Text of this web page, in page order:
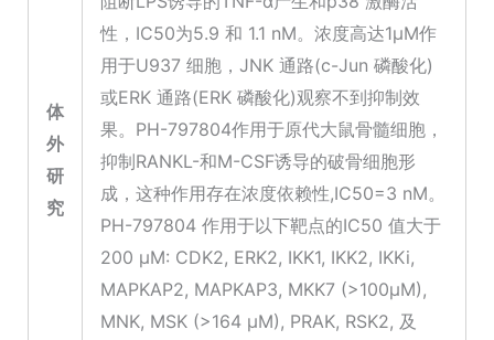
体
外
研
究
性，IC50为5.9 和 1.1 nM。浓度高达1μM作
用于U937 细胞，JNK 通路(c-Jun 磷酸化)
或ERK 通路(ERK 磷酸化)观察不到抑制效
果。PH-797804作用于原代大鼠骨髓细胞，
抑制RANKL-和M-CSF诱导的破骨细胞形
成，这种作用存在浓度依赖性,IC50=3 nM。
PH-797804 作用于以下靶点的IC50 值大于
200 μM: CDK2, ERK2, IKK1, IKK2, IKKi,
MAPKAP2, MAPKAP3, MKK7 (>100μM),
MNK, MSK (>164 μM), PRAK, RSK2, 及